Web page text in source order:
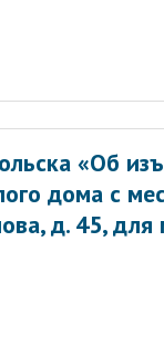
«Об
дома с
д. 45,